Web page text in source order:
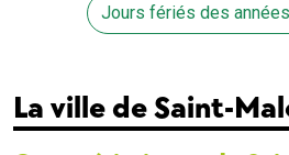
Jours fériés des
La ville de Saint-